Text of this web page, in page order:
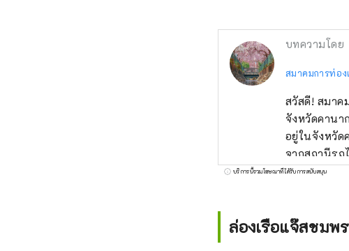
บทความโดย
สมาคมการท่อง
สวัสดี! สมาค
จังหวัดคานากาว่า ที่จะ
อยู่ในจังหวัด
จากสถานีรถ
เนะ ทำให้เ
ที่พลุกพล่าน
บริการนี้รวมโฆษณาที่ได้รับการสนับสนุน
ล่องเรือแจ๊สชมพ